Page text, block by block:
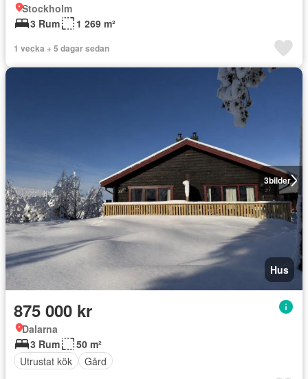
Stockholm
3 Rum
1 269 m²
1 vecka + 5 dagar sedan
3bilder
Hus
875 000 kr
Dalarna
3 Rum
50 m²
Utrustat kök
Gård